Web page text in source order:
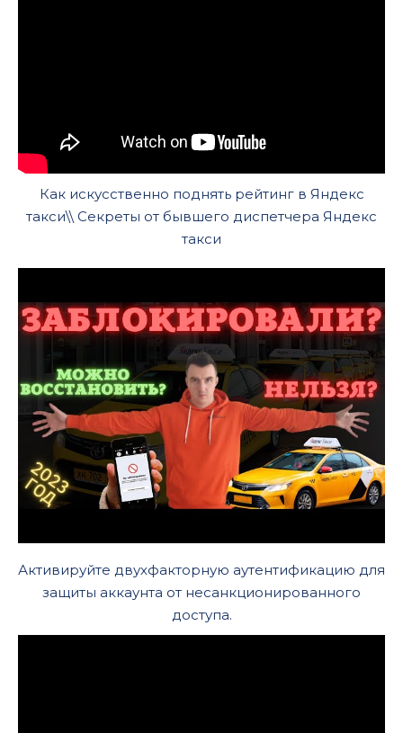
Как искусственно поднять рейтинг в Яндекс
такси\\ Секреты от бывшего диспетчера Яндекс
такси
Активируйте двухфакторную аутентификацию для
защиты аккаунта от несанкционированного
доступа.